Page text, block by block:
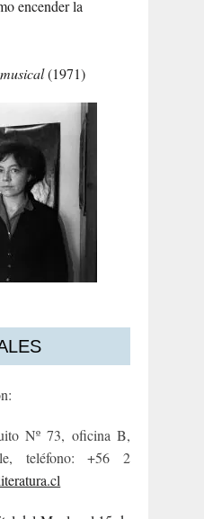
encender la
(1971)
Nº 73, oficina B,
teléfono: +56 2